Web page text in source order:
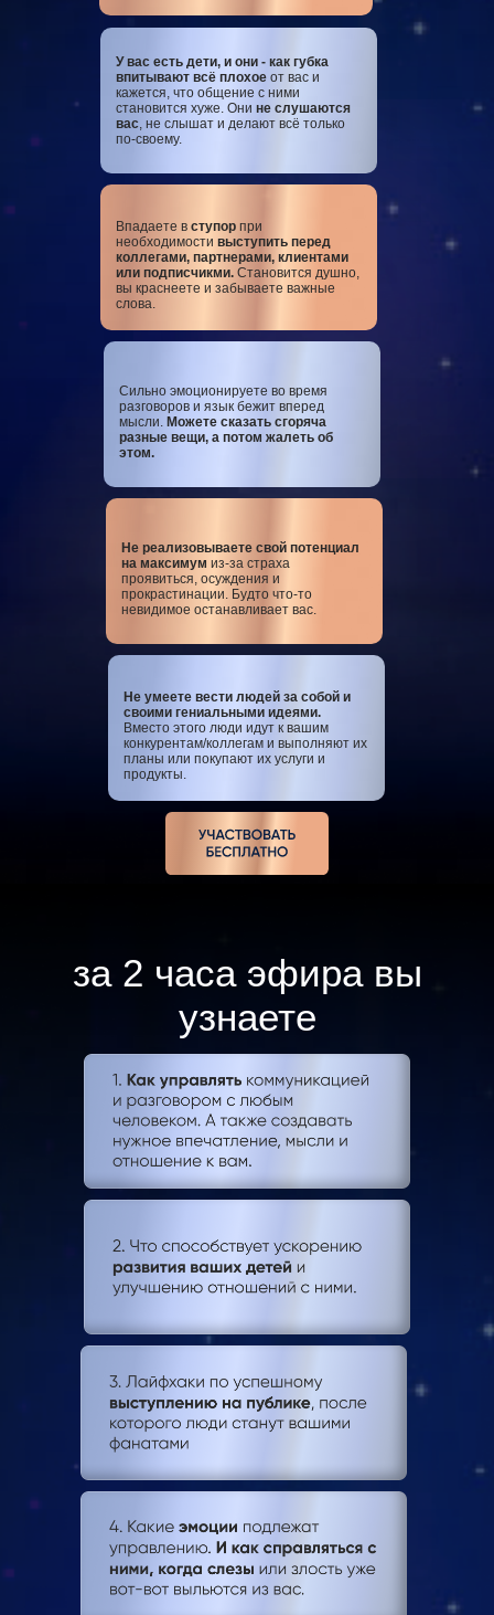
У вас есть дети, и они - как губка
впитывают всё плохое от вас и
кажется, что общение с ними
становится хуже. Они не слушаются
вас, не слышат и делают всё только
по-своему.
Впадаете в ступор при
необходимости выступить перед
коллегами, партнерами, клиентами
или подписчикми. Становится душно,
вы краснеете и забываете важные
слова.
Сильно эмоционируете во время
разговоров и язык бежит вперед
мысли. Можете сказать сгоряча
разные вещи, а потом жалеть об
этом.
Не реализовываете свой потенциал
на максимум из-за страха
проявиться, осуждения и
прокрастинации. Будто что-то
невидимое останавливает вас.
Не умеете вести людей за собой и
своими гениальными идеями.
Вместо этого люди идут к вашим
конкурентам/коллегам и выполняют их
планы или покупают их услуги и
продукты.
за 2 часа эфира вы
узнаете